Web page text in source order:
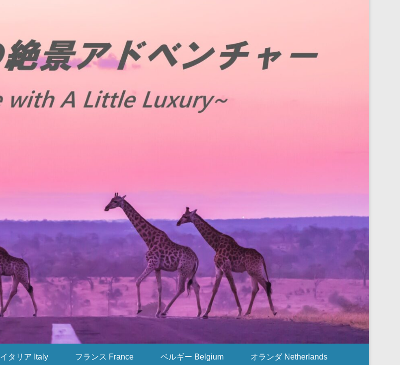
イタリア Italy フランス France ベルギー Belgium オランダ Netherlands